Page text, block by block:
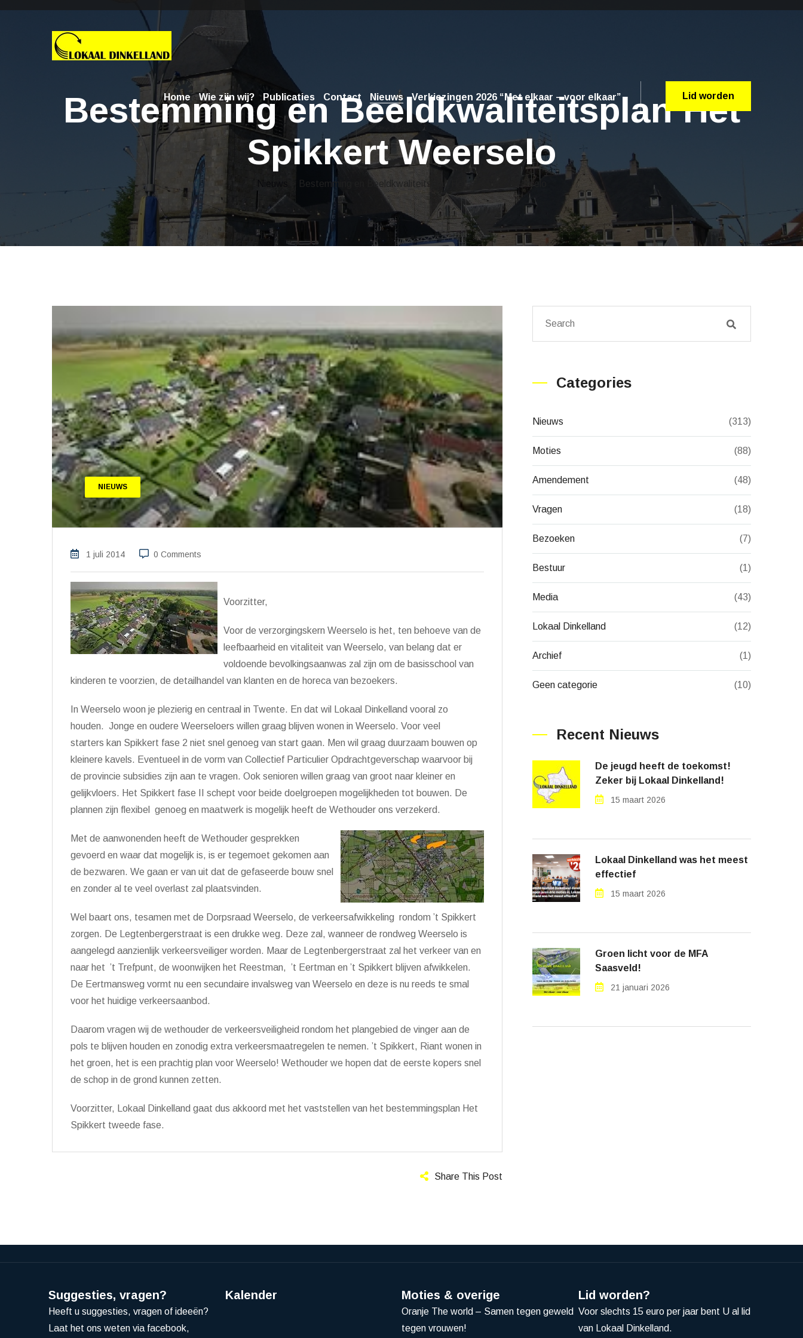
Home Wie zijn wij? Publicaties Contact Nieuws Verkiezingen 2026 “Met elkaar – voor elkaar” Lid worden
Bestemming en Beeldkwaliteitsplan Het
Spikkert Weerselo
> Bestemming en Beeldkwaliteitsplan Het Spikkert Weerselo
NIEUWS
1 juli 2014 0 Comments
Voorzitter,
Voor de verzorgingskern Weerselo is het, ten behoeve van de
leefbaarheid en vitaliteit van Weerselo, van belang dat er
voldoende bevolkingsaanwas zal zijn om de basisschool van
kinderen te voorzien, de detailhandel van klanten en de horeca van bezoekers.
In Weerselo woon je plezierig en centraal in Twente. En dat wil Lokaal Dinkelland vooral zo
houden. Jonge en oudere Weerseloers willen graag blijven wonen in Weerselo. Voor veel
starters kan Spikkert fase 2 niet snel genoeg van start gaan. Men wil graag duurzaam bouwen op
kleinere kavels. Eventueel in de vorm van Collectief Particulier Opdrachtgeverschap waarvoor bij
de provincie subsidies zijn aan te vragen. Ook senioren willen graag van groot naar kleiner en
gelijkvloers. Het Spikkert fase II schept voor beide doelgroepen mogelijkheden tot bouwen. De
plannen zijn flexibel genoeg en maatwerk is mogelijk heeft de Wethouder ons verzekerd.
Met de aanwonenden heeft de Wethouder gesprekken
gevoerd en waar dat mogelijk is, is er tegemoet gekomen aan
de bezwaren. We gaan er van uit dat de gefaseerde bouw snel
en zonder al te veel overlast zal plaatsvinden.
Wel baart ons, tesamen met de Dorpsraad Weerselo, de verkeersafwikkeling rondom ’t Spikkert
zorgen. De Legtenbergerstraat is een drukke weg. Deze zal, wanneer de rondweg Weerselo is
aangelegd aanzienlijk verkeersveiliger worden. Maar de Legtenbergerstraat zal het verkeer van en
naar het ’t Trefpunt, de woonwijken het Reestman, ’t Eertman en ’t Spikkert blijven afwikkelen.
De Eertmansweg vormt nu een secundaire invalsweg van Weerselo en deze is nu reeds te smal
voor het huidige verkeersaanbod.
Daarom vragen wij de wethouder de verkeersveiligheid rondom het plangebied de vinger aan de
pols te blijven houden en zonodig extra verkeersmaatregelen te nemen. ’t Spikkert, Riant wonen in
het groen, het is een prachtig plan voor Weerselo! Wethouder we hopen dat de eerste kopers snel
de schop in de grond kunnen zetten.
Voorzitter, Lokaal Dinkelland gaat dus akkoord met het vaststellen van het bestemmingsplan Het
Spikkert tweede fase.
Share This Post
Categories
Nieuws (313)
Moties (88)
Amendement (48)
Vragen (18)
Bezoeken (7)
Bestuur (1)
Media (43)
Lokaal Dinkelland (12)
Archief (1)
Geen categorie (10)
Recent Nieuws
De jeugd heeft de toekomst!
Zeker bij Lokaal Dinkelland!
15 maart 2026
Lokaal Dinkelland was het meest
effectief
15 maart 2026
Groen licht voor de MFA
Saasveld!
21 januari 2026
Suggesties, vragen?
Heeft u suggesties, vragen of ideeën?
Laat het ons weten via facebook,
Kalender Moties & overige
Oranje The world – Samen tegen geweld
tegen vrouwen!
Lid worden?
Voor slechts 15 euro per jaar bent U al lid
van Lokaal Dinkelland.